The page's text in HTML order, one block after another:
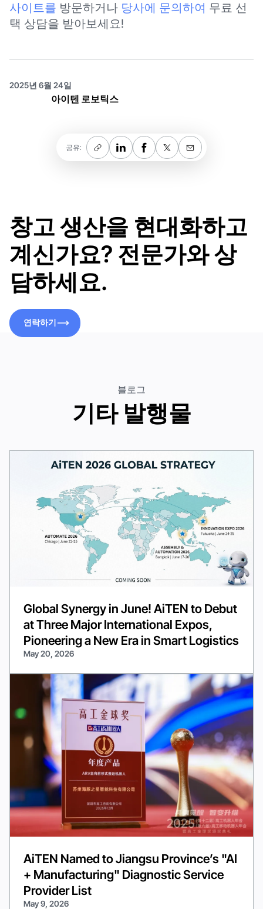
사이트를 방문하거나 당사에 문의하여 무료 선
택 상담을 받아보세요!
2025년 6월 24일
아이텐 로보틱스
공유:
창고 생산을 현대화하고
계신가요? 전문가와 상
담하세요.
연락하기
블로그
기타 발행물
Global Synergy in June! AiTEN to Debut
at Three Major International Expos,
Pioneering a New Era in Smart Logistics
May 20, 2026
AiTEN Named to Jiangsu Province’s "AI
+ Manufacturing" Diagnostic Service
Provider List
May 9, 2026